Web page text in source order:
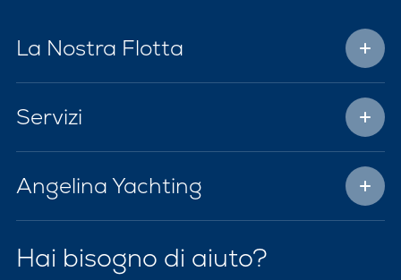
La Nostra Flotta
Servizi
Angelina Yachting
Hai bisogno di aiuto?